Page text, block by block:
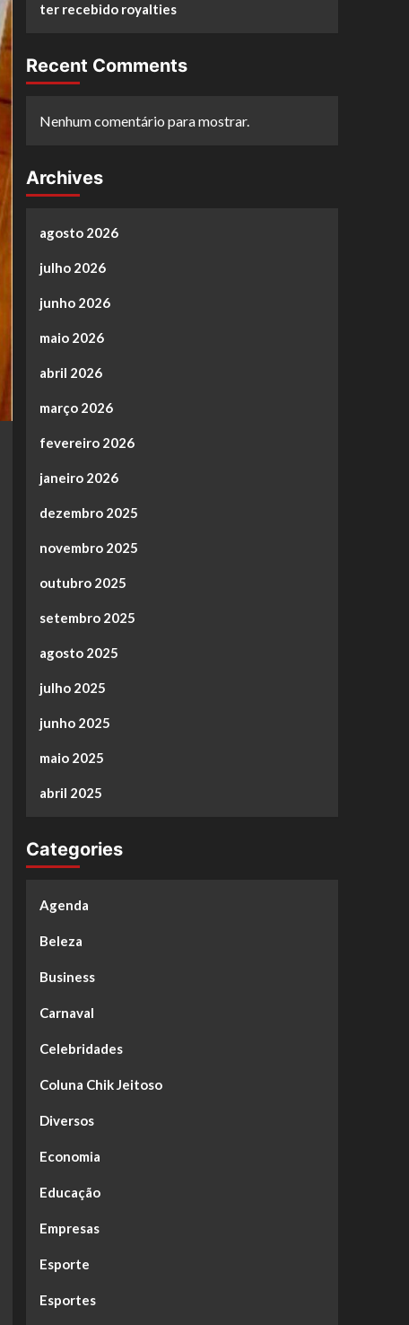
ter recebido royalties
Recent Comments
Nenhum comentário para mostrar.
Archives
agosto 2026
julho 2026
junho 2026
maio 2026
abril 2026
março 2026
fevereiro 2026
janeiro 2026
dezembro 2025
novembro 2025
outubro 2025
setembro 2025
agosto 2025
julho 2025
junho 2025
maio 2025
abril 2025
Categories
Agenda
Beleza
Business
Carnaval
Celebridades
Coluna Chik Jeitoso
Diversos
Economia
Educação
Empresas
Esporte
Esportes